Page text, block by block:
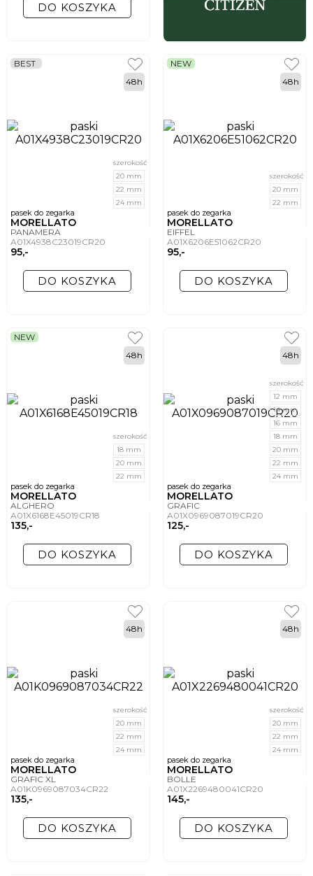
DO KOSZYKA
pasek do zegarka
MORELLATO
PANAMERA
A01X4938C23019CR20
95,-
BEST
szerokość
20 mm
22 mm
24 mm
48h
DO KOSZYKA
pasek do zegarka
MORELLATO
EIFFEL
A01X6206E51062CR20
95,-
NEW
szerokość
20 mm
22 mm
48h
DO KOSZYKA
pasek do zegarka
MORELLATO
ALGHERO
A01X6168E45019CR18
135,-
NEW
szerokość
18 mm
20 mm
22 mm
48h
DO KOSZYKA
pasek do zegarka
MORELLATO
GRAFIC
A01X0969087019CR20
125,-
szerokość
12 mm
14 mm
16 mm
18 mm
20 mm
22 mm
24 mm
48h
DO KOSZYKA
pasek do zegarka
MORELLATO
GRAFIC XL
A01K0969087034CR22
135,-
szerokość
20 mm
22 mm
24 mm
48h
DO KOSZYKA
pasek do zegarka
MORELLATO
BOLLE
A01X2269480041CR20
145,-
szerokość
20 mm
22 mm
24 mm
48h
DO KOSZYKA